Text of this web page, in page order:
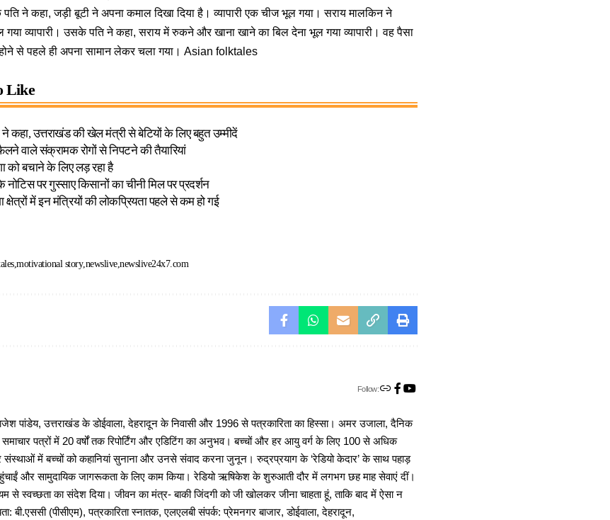
ने कहा, जड़ी बूटी ने अपना कमाल दिखा दिया है। व्यापारी एक चीज भूल गया। सराय मालकिन ने
व्यापारी। उसके पति ने कहा, सराय में रुकने और खाना खाने का बिल देना भूल गया व्यापारी। वह पैसा
से पहले ही अपना सामान लेकर चला गया। Asian folktales
Like
कहा, उत्तराखंड की खेल मंत्री से बेटियों के लिए बहुत उम्मीदें
वाले संक्रामक रोगों से निपटने की तैयारियां
को बचाने के लिए लड़ रहा है
नोटिस पर गुस्साए किसानों का चीनी मिल पर प्रदर्शन
क्षेत्रों में इन मंत्रियों की लोकप्रियता पहले से कम हो गई
motivational story newslive newslive24x7.com
Follow:
पांडेय, उत्तराखंड के डोईवाला, देहरादून के निवासी और 1996 से पत्रकारिता का हिस्सा। अमर उजाला, दैनिक
पत्रों में 20 वर्षों तक रिपोर्टिंग और एडिटिंग का अनुभव। बच्चों और हर आयु वर्ग के लिए 100 से अधिक
में बच्चों को कहानियां सुनाना और उनसे संवाद करना जुनून। रुद्रप्रयाग के ‘रेडियो केदार’ के साथ पहाड़
और सामुदायिक जागरूकता के लिए काम किया। रेडियो ऋषिकेश के शुरुआती दौर में लगभग छह माह सेवाएं दीं।
से स्वच्छता का संदेश दिया। जीवन का मंत्र- बाकी जिंदगी को जी खोलकर जीना चाहता हूं, ताकि बाद में ऐसा न
बी.एससी (पीसीएम), पत्रकारिता स्नातक, एलएलबी संपर्क: प्रेमनगर बाजार, डोईवाला, देहरादून,